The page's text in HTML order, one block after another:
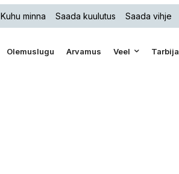
Kuhu minna Saada kuulutus Saada vihje
Olemuslugu Arvamus Veel Tarbija